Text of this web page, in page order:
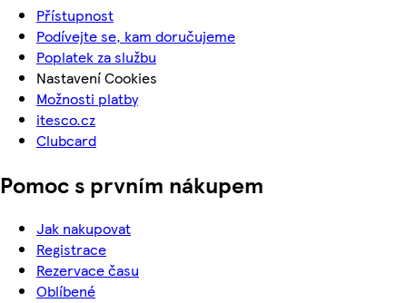
Přístupnost
Podívejte se, kam doručujeme
Poplatek za službu
Nastavení Cookies
Možnosti platby
itesco.cz
Clubcard
Pomoc s prvním nákupem
Jak nakupovat
Registrace
Rezervace času
Oblíbené